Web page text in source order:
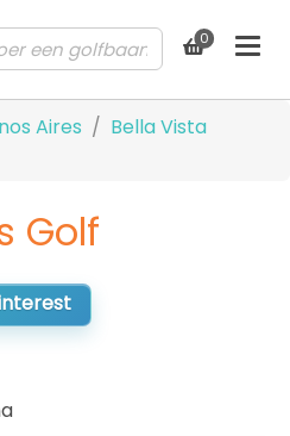
0
Aires
Bella Vista
Golf
interest